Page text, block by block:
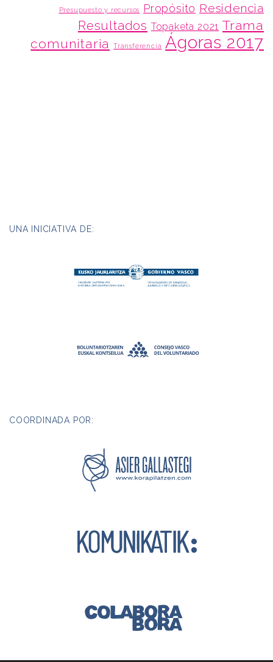
Presupuesto y recursos Propósito Residencia
Resultados Topaketa 2021 Trama
comunitaria
Transferencia Ágoras 2017
UNA INICIATIVA DE:
COORDINADA POR: